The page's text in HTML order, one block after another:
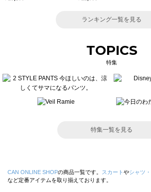
ランキング一覧を見る
TOPICS
特集
特集一覧を見る
CAN ONLINE SHOPの商品一覧です。 スカート やシャツ
など定番アイテムを取り揃えております。